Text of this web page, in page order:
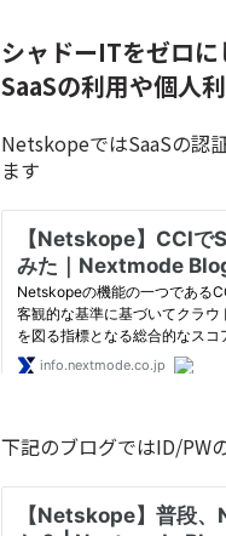
シャドーITをゼロ
SaaSの利用や個人
NetskopeではSaaSの認
ます
下記のブログではID/PW